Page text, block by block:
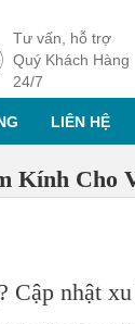
Tư vấn, hỗ trợ
Quý Khách Hàng
24/7
LIÊN HỆ
Kính Cho
Cập nhật